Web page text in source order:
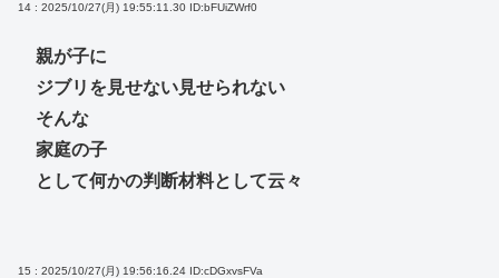
14 : 2025/10/27(月) 19:55:11.30 ID:bFUiZWrf0
親が子に
ジブリを見せない見せられない
そんな
家庭の子
として何かの判断材料として云々
15 : 2025/10/27(月) 19:56:16.24 ID:cDGxvsFVa